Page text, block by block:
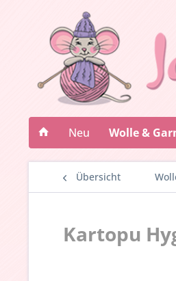
Neu Wolle &
Übersicht
Kartopu